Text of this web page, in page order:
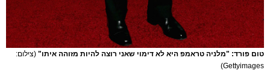
טום פורד: "מלניה טראמפ היא לא דימוי שאני רוצה להיות מזוהה איתו" (צילום:
Gettyimages)